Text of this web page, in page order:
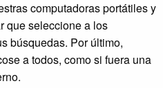
computadoras portátiles y
que seleccione a los
búsquedas. Por último,
a todos, como si fuera una